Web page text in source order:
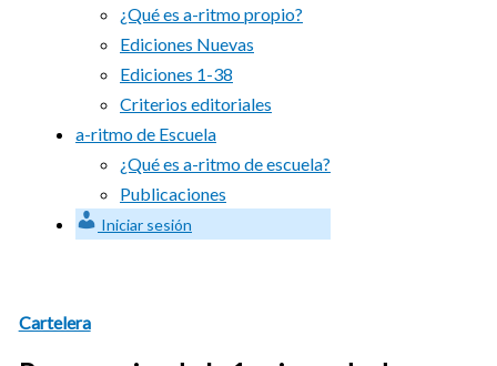
¿Qué es a-ritmo propio?
Ediciones Nuevas
Ediciones 1-38
Criterios editoriales
a-ritmo de Escuela
¿Qué es a-ritmo de escuela?
Publicaciones
Iniciar sesión
Cartelera